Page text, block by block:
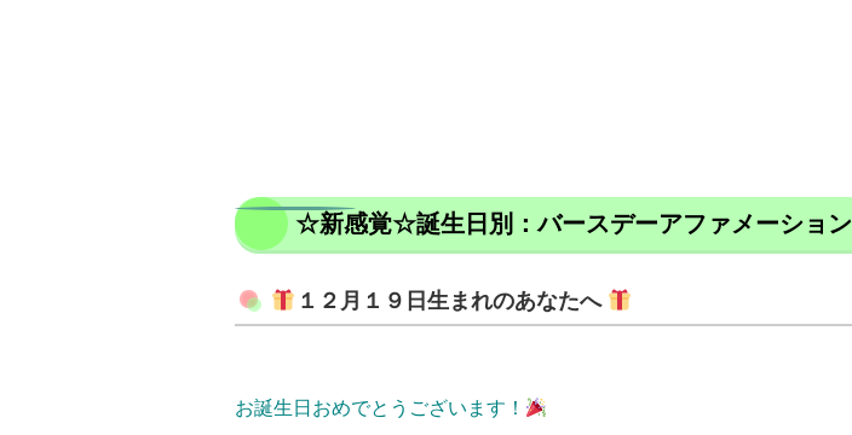
☆新感覚☆誕生日別：バースデーアファメーション
１２月１９日生まれのあなたへ
お誕生日おめでとうございます！